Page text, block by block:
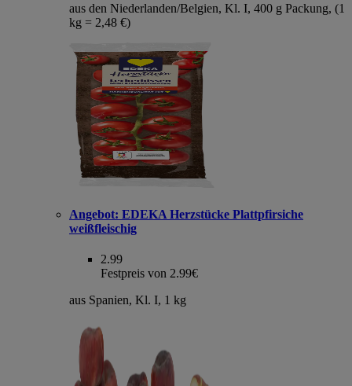
aus den Niederlanden/Belgien, Kl. I, 400 g Packung, (1
kg = 2,48 €)
Angebot: EDEKA Herzstücke Plattpfirsiche
weißfleischig
2.99
Festpreis von 2.99€
aus Spanien, Kl. I, 1 kg